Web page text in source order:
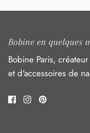
Bobine en quelques
Bobine Paris,
et d'accessoires de